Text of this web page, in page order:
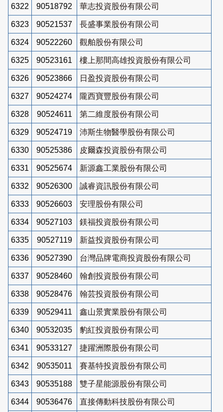
6322 90518792 華志投資股份有限公司
6323 90521537 長盛事業股份有限公司
6324 90522260 觀舶股份有限公司
6325 90523161 樓上那間高雄投資股份有限公司
6326 90523866 日盈投資股份有限公司
6327 90524274 隴西寶豐股份有限公司
6328 90524611 第二維度股份有限公司
6329 90524719 沛斯生物醫學股份有限公司
6330 90525386 皮爾森投資股份有限公司
6331 90525674 新源鑫工業股份有限公司
6332 90526300 誠睿資訊股份有限公司
6333 90526603 安理股份有限公司
6334 90527103 鎂福投資股份有限公司
6335 90527119 新益投資股份有限公司
6336 90527390 台灣品牌電商投資股份有限公司
6337 90528460 翰創投資股份有限公司
6338 90528476 翰芸投資股份有限公司
6339 90529411 鑫山景實業股份有限公司
6340 90532035 豹紅投資股份有限公司
6341 90533127 捷躍洲際股份有限公司
6342 90535011 賽基特投資股份有限公司
6343 90535188 雙子星能源股份有限公司
6344 90536476 直接傳動科技股份有限公司